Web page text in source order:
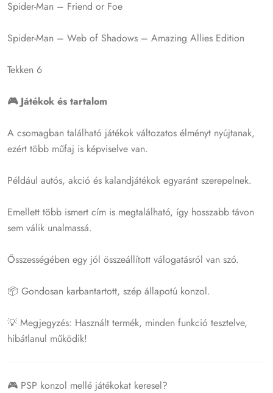
Spider-Man – Friend or Foe
Spider-Man – Web of Shadows – Amazing Allies Edition
Tekken 6
🎮 Játékok és tartalom
A csomagban található játékok változatos élményt nyújtanak,
ezért több műfaj is képviselve van.
Például autós, akció és kalandjátékok egyaránt szerepelnek.
Emellett több ismert cím is megtalálható, így hosszabb távon
sem válik unalmassá.
Összességében egy jól összeállított válogatásról van szó.
📦 Gondosan karbantartott, szép állapotú konzol.
💡 Megjegyzés: Használt termék, minden funkció tesztelve,
hibátlanul működik!
🎮 PSP konzol mellé játékokat keresel?